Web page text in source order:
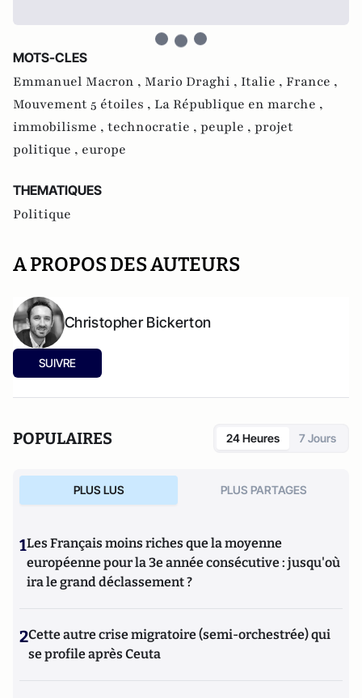
MOTS-CLES
Emmanuel Macron , Mario Draghi , Italie , France ,
Mouvement 5 étoiles , La République en marche ,
immobilisme , technocratie , peuple , projet
politique , europe
THEMATIQUES
Politique
A PROPOS DES AUTEURS
Christopher Bickerton
SUIVRE
POPULAIRES 24 Heures 7 Jours
PLUS LUS PLUS PARTAGES
1Les Français moins riches que la moyenne
européenne pour la 3e année consécutive : jusqu'où
ira le grand déclassement ?
2Cette autre crise migratoire (semi-orchestrée) qui
se profile après Ceuta